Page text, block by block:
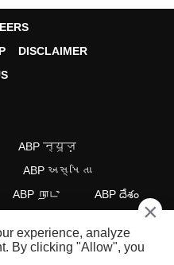
DISCLAIMER
ABP न्यूज़
ABP અસ્મિતા
ABP நாடு ABP దేశం
×
experience, analyze
By clicking "Allow", you